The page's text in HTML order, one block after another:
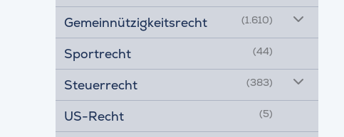
Gemeinnützigkeitsrecht (1.610)
Sportrecht (44)
Steuerrecht (383)
US-Recht (5)